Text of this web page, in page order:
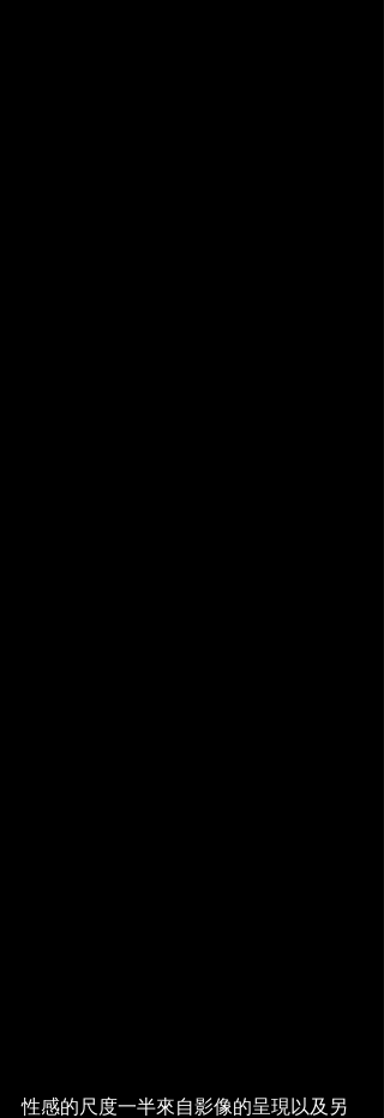
性感的尺度一半來自影像的呈現以及另